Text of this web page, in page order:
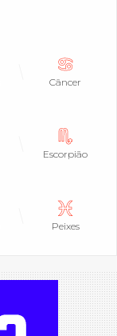
Câncer
Escorpião
Peixes